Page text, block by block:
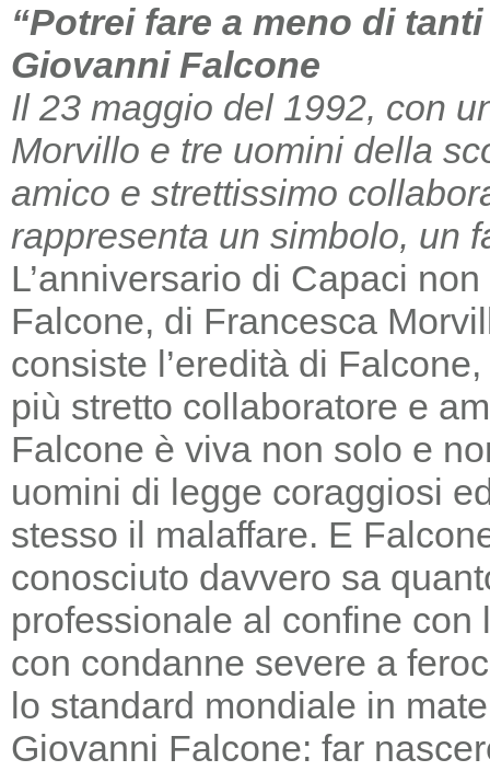
“Potrei fare a meno di
Giovanni Falcone
Il 23 maggio del 1992, con
Morvillo e tre uomini della
amico e strettissimo
rappresenta un simbolo, un
L’anniversario di Capaci
Falcone, di Francesca
consiste l’eredità di
più stretto collaboratore e
Falcone è viva non solo e
uomini di legge coraggiosi
stesso il malaffare. E
conosciuto davvero sa
professionale al confine
con condanne severe a
lo standard mondiale in
Giovanni Falcone: far